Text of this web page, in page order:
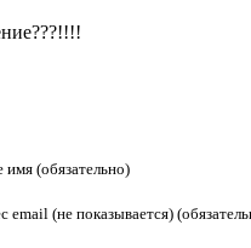
(обязательно)
email (не показывается)